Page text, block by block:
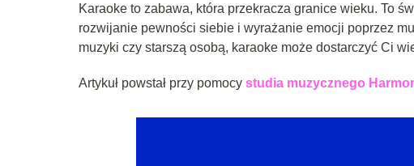
Karaoke to zabawa, która przekracza granice wieku. To
rozwijanie pewności siebie i wyrażanie emocji poprzez
muzyki czy starszą osobą, karaoke może dostarczyć Ci
Artykuł powstał przy pomocy studia muzycznego